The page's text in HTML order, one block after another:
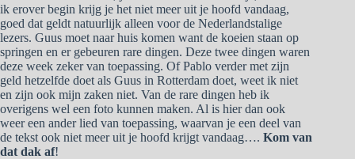
ik erover begin krijg je het niet meer uit je hoofd vandaag,
goed dat geldt natuurlijk alleen voor de Nederlandstalige
lezers. Guus moet naar huis komen want de koeien staan op
springen en er gebeuren rare dingen. Deze twee dingen waren
deze week zeker van toepassing. Of Pablo verder met zijn
geld hetzelfde doet als Guus in Rotterdam doet, weet ik niet
en zijn ook mijn zaken niet. Van de rare dingen heb ik
overigens wel een foto kunnen maken. Al is hier dan ook
weer een ander lied van toepassing, waarvan je een deel van
de tekst ook niet meer uit je hoofd krijgt vandaag…. Kom van
dat dak af!